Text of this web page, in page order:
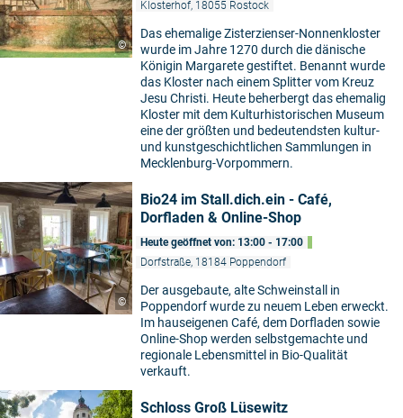
©
Klosterhof, 18055 Rostock
Das ehemalige Zisterzienser-Nonnenkloster
wurde im Jahre 1270 durch die dänische
Königin Margarete gestiftet. Benannt wurde
das Kloster nach einem Splitter vom Kreuz
Jesu Christi. Heute beherbergt das ehemalig
Kloster mit dem Kulturhistorischen Museum
eine der größten und bedeutendsten kultur-
und kunstgeschichtlichen Sammlungen in
Mecklenburg-Vorpommern.
©
Bio24 im Stall.dich.ein - Café,
Dorfladen & Online-Shop
Heute geöffnet von: 13:00 - 17:00
Dorfstraße, 18184 Poppendorf
Der ausgebaute, alte Schweinstall in
Poppendorf wurde zu neuem Leben erweckt.
Im hauseigenen Café, dem Dorfladen sowie
Online-Shop werden selbstgemachte und
regionale Lebensmittel in Bio-Qualität
verkauft.
Schloss Groß Lüsewitz